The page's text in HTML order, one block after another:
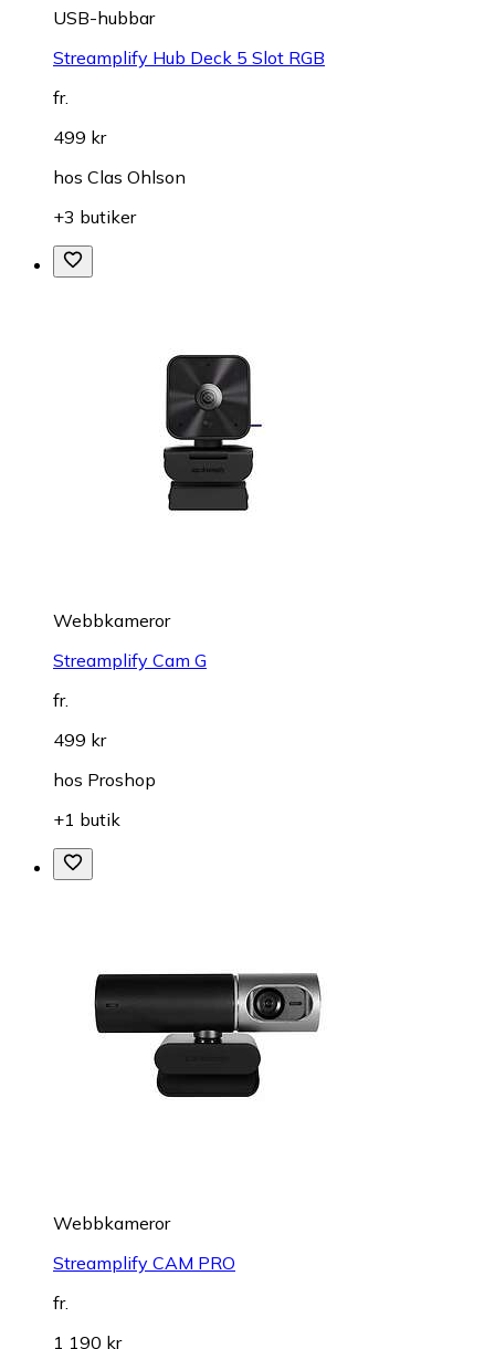
USB-hubbar
Streamplify Hub Deck 5 Slot RGB
fr.
499 kr
hos Clas Ohlson
+3 butiker
Webbkameror
Streamplify Cam G
fr.
499 kr
hos Proshop
+1 butik
Webbkameror
Streamplify CAM PRO
fr.
1 190 kr